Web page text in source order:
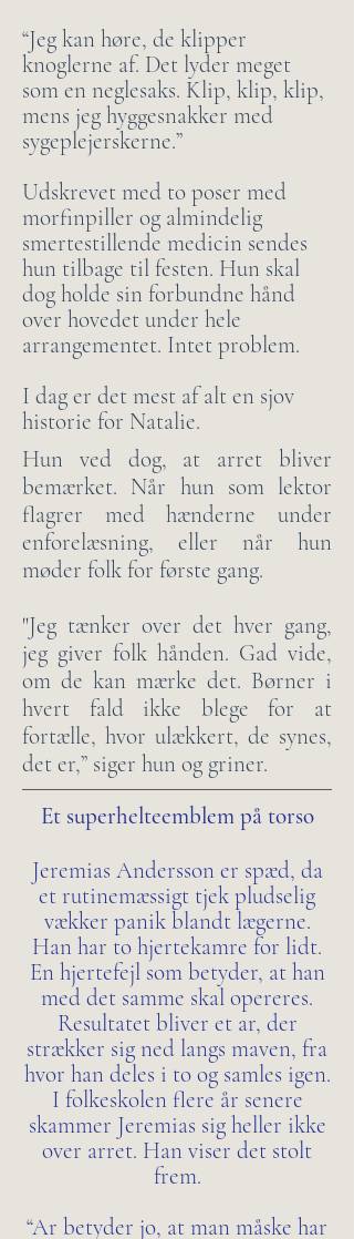
“Jeg kan høre, de klipper
knoglerne af. Det lyder meget
som en neglesaks. Klip, klip, klip,
mens jeg hyggesnakker med
sygeplejerskerne.”
Udskrevet med to poser med
morfinpiller og almindelig
smertestillende medicin sendes
hun tilbage til festen. Hun skal
dog holde sin forbundne hånd
over hovedet under hele
arrangementet. Intet problem.
I dag er det mest af alt en sjov
historie for Natalie.
Hun ved dog, at arret bliver
bemærket. Når hun som lektor
flagrer med hænderne under
enforelæsning, eller når hun
møder folk for første gang.
"Jeg tænker over det hver gang,
jeg giver folk hånden. Gad vide,
om de kan mærke det. Børner i
hvert fald ikke blege for at
fortælle, hvor ulækkert, de synes,
det er,” siger hun og griner.
Et superhelteemblem på torso
Jeremias Andersson er spæd, da
et rutinemæssigt tjek pludselig
vækker panik blandt lægerne.
Han har to hjertekamre for lidt.
En hjertefejl som betyder, at han
med det samme skal opereres.
Resultatet bliver et ar, der
strækker sig ned langs maven, fra
hvor han deles i to og samles igen.
I folkeskolen flere år senere
skammer Jeremias sig heller ikke
over arret. Han viser det stolt
frem.
“Ar betyder jo, at man måske har